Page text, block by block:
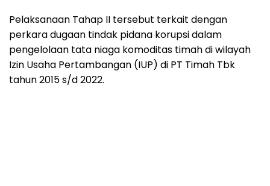
Pelaksanaan Tahap II tersebut terkait dengan
perkara dugaan tindak pidana korupsi dalam
pengelolaan tata niaga komoditas timah di wilayah
Izin Usaha Pertambangan (IUP) di PT Timah Tbk
tahun 2015 s/d 2022.